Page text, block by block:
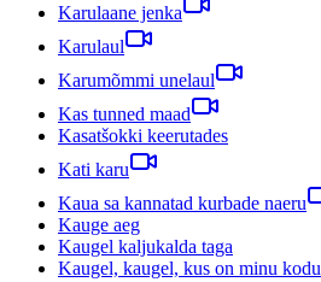
Karulaane jenka
Karulaul
Karumõmmi unelaul
Kas tunned maad
Kasatšokki keerutades
Kati karu
Kaua sa kannatad kurbade naeru
Kauge aeg
Kaugel kaljukalda taga
Kaugel, kaugel, kus on minu kodu